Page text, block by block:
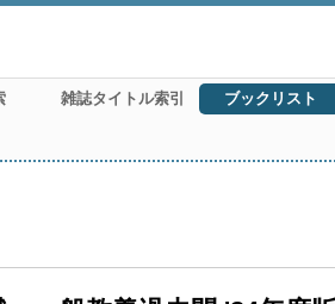
雑誌タイトル索引 ブックリスト